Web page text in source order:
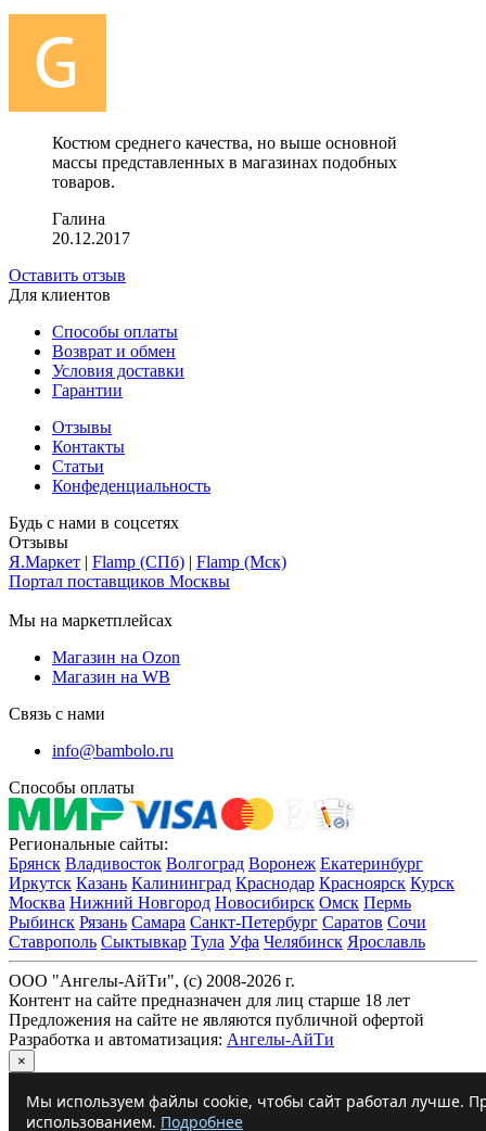
Костюм среднего качества, но выше основной
массы представленных в магазинах подобных
товаров.
Галина
20.12.2017
Оставить отзыв
Для клиентов
Способы оплаты
Возврат и обмен
Условия доставки
Гарантии
Отзывы
Контакты
Статьи
Конфеденциальность
Будь с нами в соцсетях
Отзывы
Я.Маркет | Flamp (СПб) | Flamp (Мск)
Портал поставщиков Москвы
Мы на маркетплейсах
Магазин на Ozon
Магазин на WB
Связь с нами
info@bambolo.ru
Способы оплаты
Региональные сайты:
Брянск Владивосток Волгоград Воронеж Екатеринбург
Иркутск Казань Калининград Краснодар Красноярск Курск
Москва Нижний Новгород Новосибирск Омск Пермь
Рыбинск Рязань Самара Санкт-Петербург Саратов Сочи
Ставрополь Сыктывкар Тула Уфа Челябинск Ярославль
ООО "Ангелы-АйТи", (c) 2008-2026 г.
Контент на сайте предназначен для лиц старше 18 лет
Предложения на сайте не являются публичной офертой
Разработка и автоматизация: Ангелы-АйТи
×
Мы используем файлы cookie, чтобы сайт работал лучше.
использованием. Подробнее